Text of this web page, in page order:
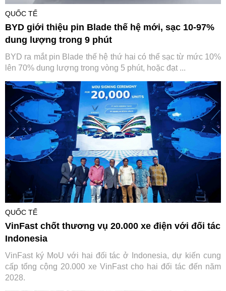
QUỐC TẾ
BYD giới thiệu pin Blade thế hệ mới, sạc 10-97%
dung lượng trong 9 phút
BYD ra mắt pin Blade thế hệ thứ hai có thể sạc từ mức 10%
lên 70% dung lượng trong vòng 5 phút, hoặc đạt ...
QUỐC TẾ
VinFast chốt thương vụ 20.000 xe điện với đối tác
Indonesia
VinFast ký MoU với hai đối tác ở Indonesia, dự kiến cung
cấp tổng cộng 20.000 xe VinFast cho hai đối tác đến năm
2028.